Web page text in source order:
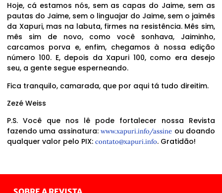
Hoje, cá estamos nós, sem as capas do Jaime, sem as
pautas do Jaime, sem o linguajar do Jaime, sem o jaimês
da Xapuri, mas na labuta, firmes na resistência. Mês sim,
mês sim de novo, como você sonhava, Jaiminho,
carcamos porva e, enfim, chegamos à nossa edição
número 100. E, depois da Xapuri 100, como era desejo
seu, a gente segue esperneando.
Fica tranquilo, camarada, que por aqui tá tudo direitim.
Zezé Weiss
P.S. Você que nos lê pode fortalecer nossa Revista
fazendo uma assinatura:www.xapuri.info/assine ou doando
qualquer valor pelo PIX: contato@xapuri.info. Gratidão!